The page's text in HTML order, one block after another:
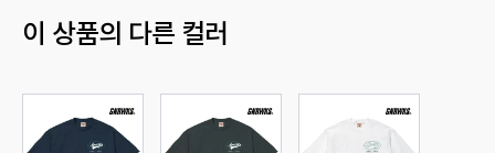
이 상품의 다른 컬러